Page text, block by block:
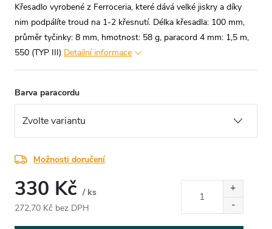
Křesadlo vyrobené z Ferroceria, které dává velké jiskry a díky
nim podpálíte troud na 1-2 křesnutí. Délka křesadla: 100 mm,
průměr tyčinky: 8 mm, hmotnost: 58 g, paracord 4 mm: 1,5 m,
550 (TYP III) Detailní informace
Barva paracordu
Možnosti doručení
330 Kč / ks
272,70 Kč bez DPH